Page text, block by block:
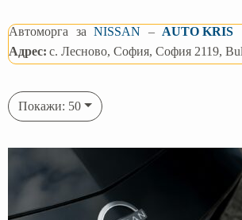
Автоморга за NISSAN –
AUTO KRIS
Адрес: с. Лесново, София, София 2119,
Покажи: 50